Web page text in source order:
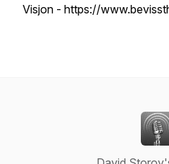
Visjon - https://